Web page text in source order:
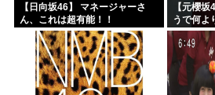
【日向坂46】 マネージャーさ
ん、これは超有能！！
【元櫻
うで何よ